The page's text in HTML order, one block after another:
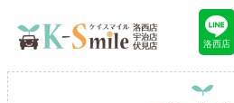
洛西店